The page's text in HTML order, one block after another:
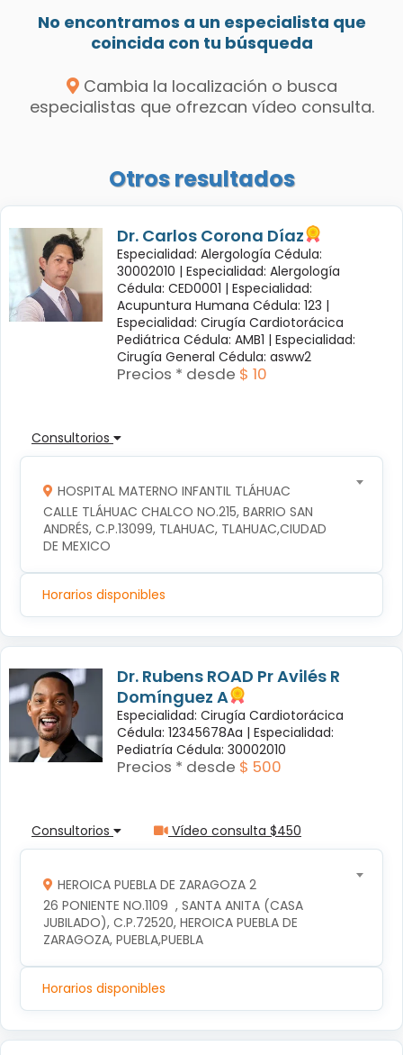
No encontramos a un especialista que
coincida con tu búsqueda
Cambia la localización o busca
especialistas que ofrezcan vídeo consulta.
Otros resultados
Dr. Carlos Corona Díaz
Especialidad: Alergología Cédula:
30002010 | Especialidad: Alergología
Cédula: CED0001 | Especialidad:
Acupuntura Humana Cédula: 123 |
Especialidad: Cirugía Cardiotorácica
Pediátrica Cédula: AMB1 | Especialidad:
Cirugía General Cédula: asww2
Precios * desde $ 10
Consultorios
HOSPITAL MATERNO INFANTIL TLÁHUAC
CALLE TLÁHUAC CHALCO NO.215, BARRIO SAN
ANDRÉS, C.P.13099, TLAHUAC, TLAHUAC,CIUDAD
DE MEXICO
Horarios disponibles
Dr. Rubens ROAD Pr Avilés R
Domínguez A
Especialidad: Cirugía Cardiotorácica
Cédula: 12345678Aa | Especialidad:
Pediatría Cédula: 30002010
Precios * desde $ 500
Consultorios Vídeo consulta $450
HEROICA PUEBLA DE ZARAGOZA 2
26 PONIENTE NO.1109  , SANTA ANITA (CASA
JUBILADO), C.P.72520, HEROICA PUEBLA DE
ZARAGOZA, PUEBLA,PUEBLA
Horarios disponibles